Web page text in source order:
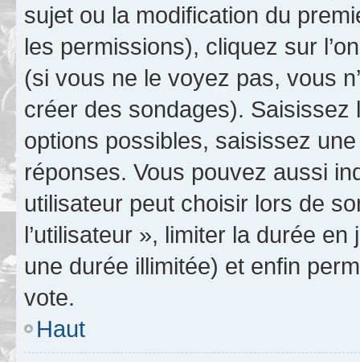
sujet ou la modification du
les permissions), cliquez sur
(si vous ne le voyez pas, vous
créer des sondages).
options possibles, saisissez
réponses. Vous pouvez aussi
utilisateur peut choisir lors de
l’utilisateur », limiter la durée
une durée illimitée) et enfin
vote.
Haut